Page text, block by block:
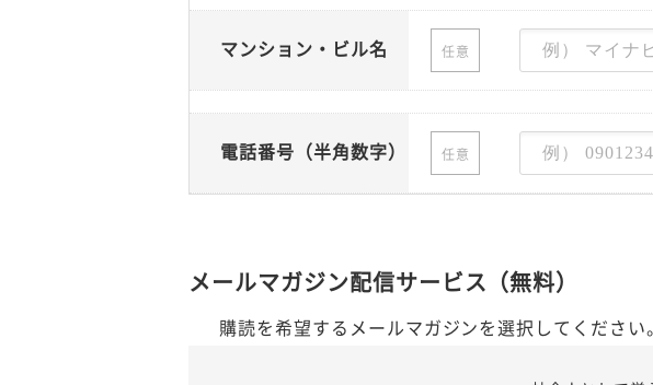
マンション・ビル名 任意
電話番号（半角数字） 任意
メールマガジン配信サービス（無料）
購読を希望するメールマガジンを選択してください